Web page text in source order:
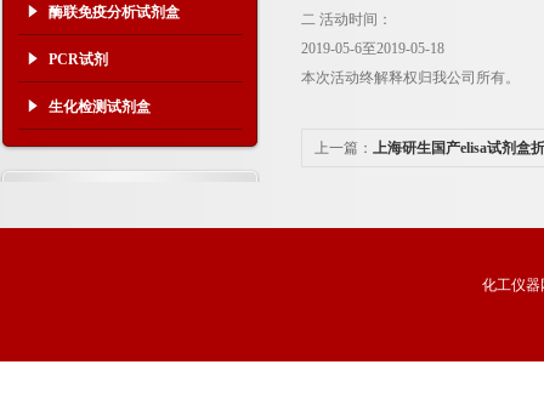
酶联免疫分析试剂盒
PCR试剂
生化检测试剂盒
二 活动时间：
2019-05-6至2019-05-18
本次活动终解释权归我公司所有。
上一篇： 上海研生国产elisa试剂盒
化工仪器